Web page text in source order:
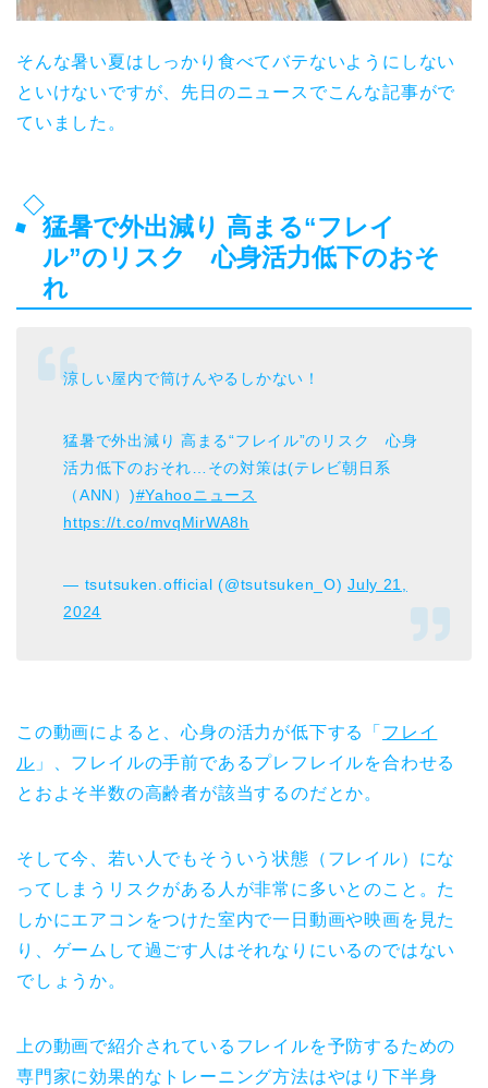
そんな暑い夏はしっかり食べてバテないようにしない
といけないですが、先日のニュースでこんな記事がで
ていました。
猛暑で外出減り 高まる“フレイ
ル”のリスク 心身活力低下のおそ
れ
涼しい屋内で筒けんやるしかない！
猛暑で外出減り 高まる“フレイル”のリスク 心身
活力低下のおそれ…その対策は(テレビ朝日系
（ANN）)#Yahooニュース
https://t.co/mvqMirWA8h
— tsutsuken.official (@tsutsuken_O)July 21,
2024
この動画によると、心身の活力が低下する「 フレイ
ル 」、フレイルの手前であるプレフレイルを合わせる
とおよそ半数の高齢者が該当するのだとか。
そして今、若い人でもそういう状態（フレイル）にな
ってしまうリスクがある人が非常に多いとのこと。た
しかにエアコンをつけた室内で一日動画や映画を見た
り、ゲームして過ごす人はそれなりにいるのではない
でしょうか。
上の動画で紹介されているフレイルを予防するための
専門家に効果的なトレーニング方法はやはり下半身